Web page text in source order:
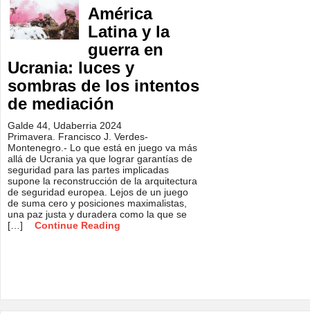
América
Latina y la
guerra en
Ucrania: luces y
sombras de los intentos
de mediación
Galde 44, Udaberria 2024
Primavera. Francisco J. Verdes-
Montenegro.- Lo que está en juego va más
allá de Ucrania ya que lograr garantías de
seguridad para las partes implicadas
supone la reconstrucción de la arquitectura
de seguridad europea. Lejos de un juego
de suma cero y posiciones maximalistas,
una paz justa y duradera como la que se
[…]
Continue Reading